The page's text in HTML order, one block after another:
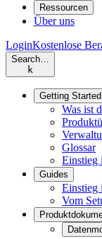
Ressourcen
Über uns
LoginKostenlose
Search…
k
Getting Started
Was ist
Glossar
Einstieg
Guides
Einstieg
Vom